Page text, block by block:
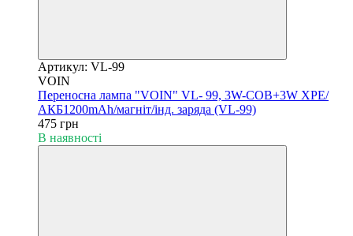
Артикул: VL-99
VOIN
Переносна лампа "VOIN" VL- 99, 3W-COB+3W XPE/
АКБ1200mAh/магніт/інд. заряда (VL-99)
475 грн
В наявності